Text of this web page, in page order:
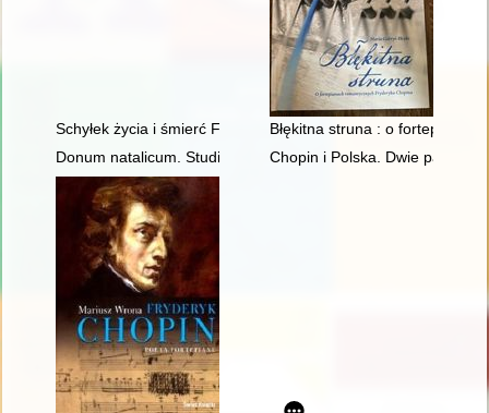
Schyłek życia i śmierć Fryderyka Chopina [1810-1849]
Błękitna struna : o
Donum natalicum. Studia Thaddaeo Przybylski octogenario
Chopin i Polska. Dwie pasje